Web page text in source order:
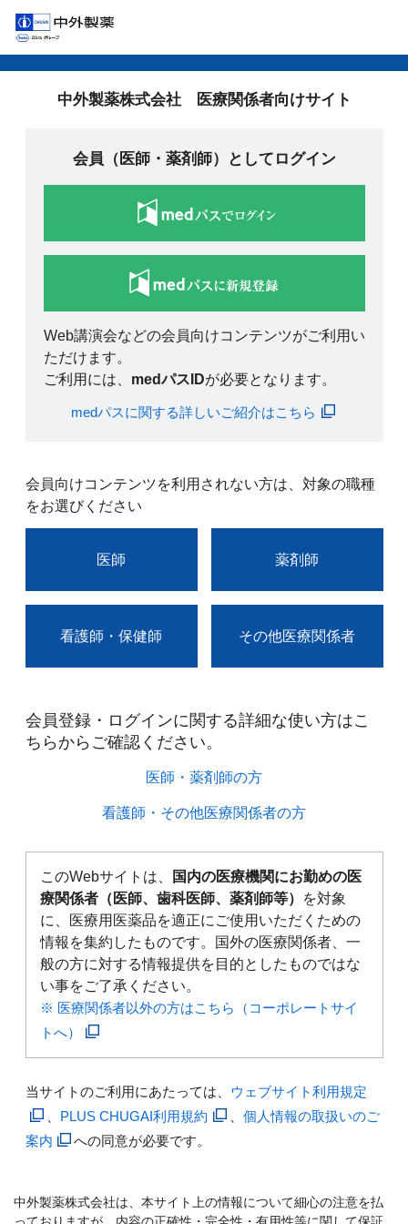
中外製薬株式会社 医療関係者向けサイト
会員（医師・薬剤師）としてログイン
Web講演会などの会員向けコンテンツがご利用い
ただけます。
ご利用には、 medパスIDが必要となります。
medパスに関する詳しいご紹介はこちら
会員向けコンテンツを利用されない方は、対象の職種
をお選びください
医師 薬剤師
看護師・保健師 その他医療関係者
会員登録・ログインに関する詳細な使い方はこ
ちらからご確認ください。​
医師・薬剤師の方​
看護師・その他医療関係者の方​
このWebサイトは、
国内の医療機関にお勤めの医
療関係者（医師、歯科医師、薬剤師等）
を対象
に、医療用医薬品を適正にご使用いただくための
情報を集約したものです。国外の医療関係者、一
般の方に対する情報提供を目的としたものではな
い事をご了承ください。
※ 医療関係者以外の方はこちら（コーポレートサイ
トへ）
当サイトのご利用にあたっては、 ウェブサイト利用規定
PLUS CHUGAI利用規約
個人情報の取扱いのご
案内
への同意が必要です。
中外製薬株式会社は、本サイト上の情報について細心の注意を払
っておりますが、内容の正確性・完全性・有用性等に関して保証